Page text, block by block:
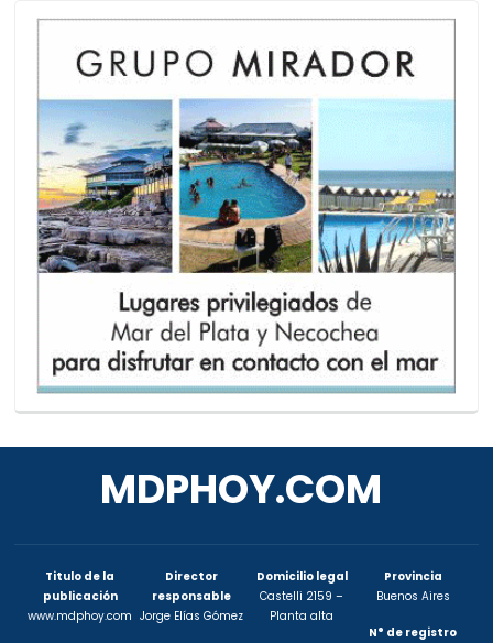
MDPHOY.COM
Titulo de la
publicación
www.mdphoy.com
Director
responsable
Jorge Elías Gómez
Domicilio legal
Castelli 2159 –
Planta alta
Provincia
Buenos Aires
N° de registro